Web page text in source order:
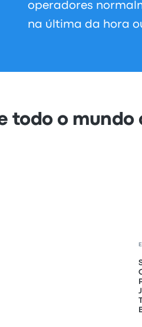
operadores
na última da hora
todo o